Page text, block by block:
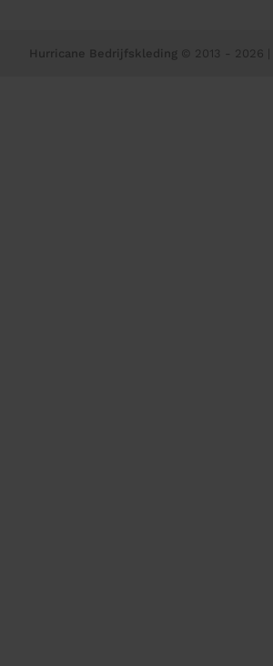
Hurricane Bedrijfskleding © 2013 - 2026